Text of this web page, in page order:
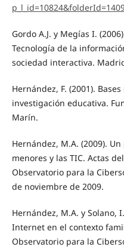
Gordo A.J. y Megías I.
Tecnología de la
sociedad interactiva.
Hernández, F. (2001).
investigación educativa.
Marín.
Hernández, M.A. (2009).
menores y las TIC. Actas
Observatorio para la
de noviembre de 2009.
Hernández, M.A. y Solano,
Internet en el contexto
Observatorio para la